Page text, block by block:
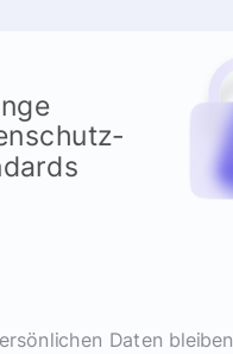
Daten bleiben